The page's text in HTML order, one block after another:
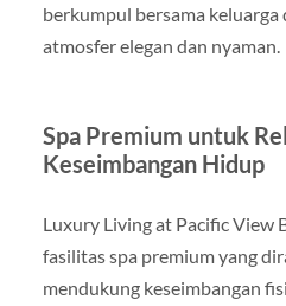
berkumpul bersama keluarga
atmosfer elegan dan nyaman.
Spa Premium untuk
Keseimbangan Hidup
Luxury Living at Pacific View
fasilitas spa premium yang
mendukung keseimbangan